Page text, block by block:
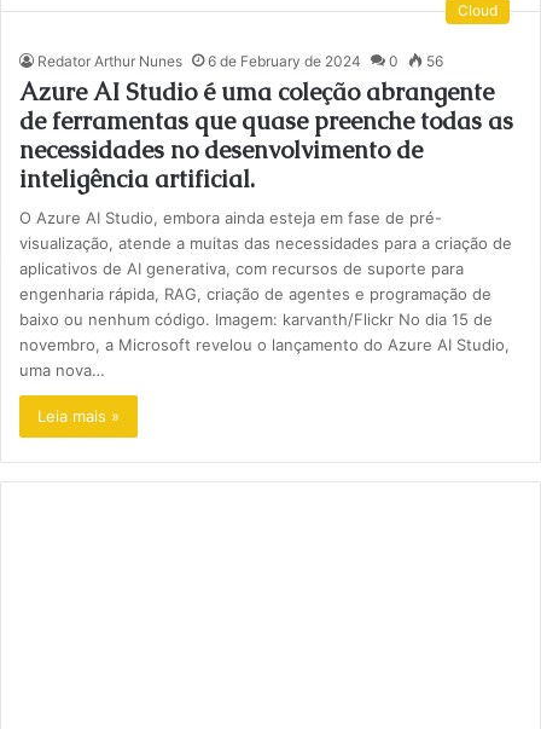
Cloud
Redator Arthur Nunes 6 de February de 2024 0 56
Azure AI Studio é uma coleção abrangente
de ferramentas que quase preenche todas as
necessidades no desenvolvimento de
inteligência artificial.
O Azure AI Studio, embora ainda esteja em fase de pré-
visualização, atende a muitas das necessidades para a criação de
aplicativos de AI generativa, com recursos de suporte para
engenharia rápida, RAG, criação de agentes e programação de
baixo ou nenhum código. Imagem: karvanth/Flickr No dia 15 de
novembro, a Microsoft revelou o lançamento do Azure AI Studio,
uma nova…
Leia mais »